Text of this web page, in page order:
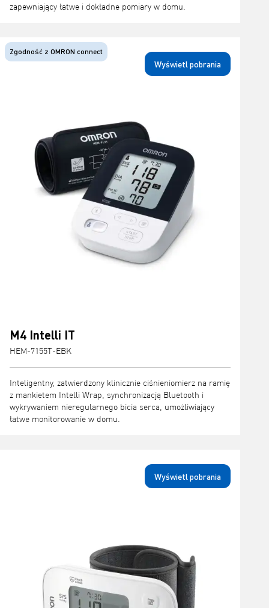
zapewniający łatwe i dokładne pomiary w domu.
M4 Intelli IT
HEM-7155T-EBK
Inteligentny, zatwierdzony klinicznie ciśnieniomierz na ramię
z mankietem Intelli Wrap, synchronizacją Bluetooth i
wykrywaniem nieregularnego bicia serca, umożliwiający
łatwe monitorowanie w domu.
Zgodność z OMRON connect
Wyświetl pobrania
Wyświetl pobrania